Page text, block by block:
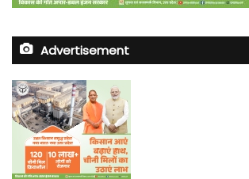
Advertisement